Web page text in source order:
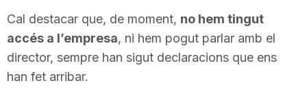
Cal destacar que, de moment, no hem tingut
accés a l’empresa, ni hem pogut parlar amb el
director, sempre han sigut declaracions que ens
han fet arribar.